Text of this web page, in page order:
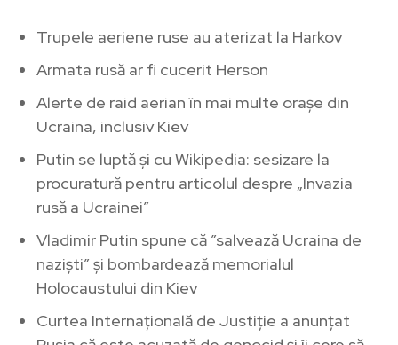
Trupele aeriene ruse au aterizat la Harkov
Armata rusă ar fi cucerit Herson
Alerte de raid aerian în mai multe orașe din
Ucraina, inclusiv Kiev
Putin se luptă și cu Wikipedia: sesizare la
procuratură pentru articolul despre „Invazia
rusă a Ucrainei”
Vladimir Putin spune că ”salvează Ucraina de
naziști” și bombardează memorialul
Holocaustului din Kiev
Curtea Internațională de Justiție a anunțat